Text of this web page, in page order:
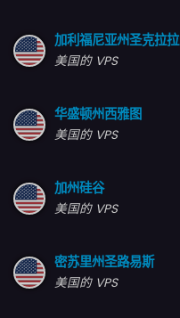
加利福尼亚州圣克拉拉
美国的 VPS
华盛顿州西雅图
美国的 VPS
加州硅谷
美国的 VPS
密苏里州圣路易斯
美国的 VPS